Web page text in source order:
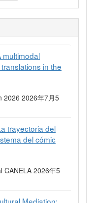
multimodal
in the
2026 2026年7月5
trayectoria del
del cómic
CANELA 2026年5